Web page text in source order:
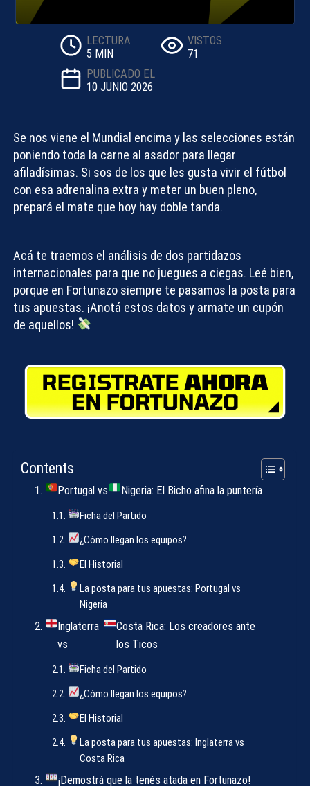
LECTURA
5 MIN
VISTOS
71
PUBLICADO EL
10 JUNIO 2026
Se nos viene el Mundial encima y las selecciones están
poniendo toda la carne al asador para llegar
afiladísimas. Si sos de los que les gusta vivir el fútbol
con esa adrenalina extra y meter un buen pleno,
prepará el mate que hoy hay doble tanda.
Acá te traemos el análisis de dos partidazos
internacionales para que no juegues a ciegas. Leé bien,
porque en Fortunazo siempre te pasamos la posta para
tus apuestas. ¡Anotá estos datos y armate un cupón
de aquellos!
Contents
Portugal vs Nigeria: El Bicho afina la puntería
Ficha del Partido
¿Cómo llegan los equipos?
El Historial
La posta para tus apuestas: Portugal vs
Nigeria
Inglaterra
vs
Costa Rica: Los creadores ante
los Ticos
Ficha del Partido
¿Cómo llegan los equipos?
El Historial
La posta para tus apuestas: Inglaterra vs
Costa Rica
¡Demostrá que la tenés atada en Fortunazo!